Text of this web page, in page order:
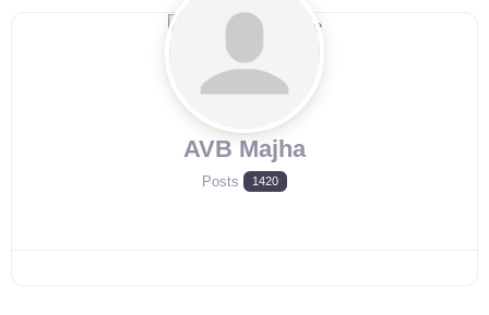
AVB Majha
Posts 1420